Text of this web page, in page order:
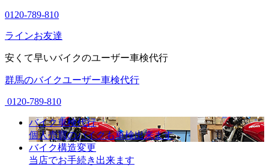
0120-789-810
ラインお友達
安くて早いバイクのユーザー車検代行
群馬のバイクユーザー車検代行
0120-789-810
バイク車検代行
個人売買のバイクも車検出来ます
バイク構造変更
当店でお手続き出来ます